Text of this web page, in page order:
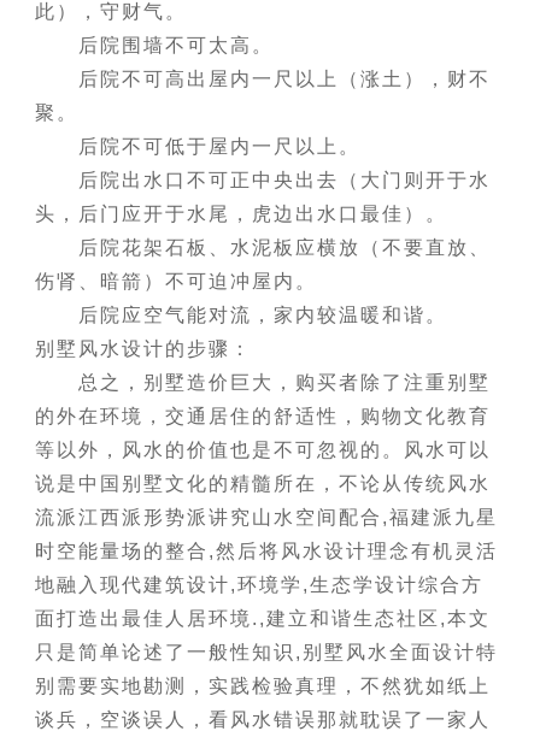
此），守财气。
后院围墙不可太高。
后院不可高出屋内一尺以上（涨土），财不
聚。
后院不可低于屋内一尺以上。
后院出水口不可正中央出去（大门则开于水
头，后门应开于水尾，虎边出水口最佳）。
后院花架石板、水泥板应横放（不要直放、
伤肾、暗箭）不可迫冲屋内。
后院应空气能对流，家内较温暖和谐。
别墅风水设计的步骤：
总之，别墅造价巨大，购买者除了注重别墅
的外在环境，交通居住的舒适性，购物文化教育
等以外，风水的价值也是不可忽视的。风水可以
说是中国别墅文化的精髓所在，不论从传统风水
流派江西派形势派讲究山水空间配合,福建派九星
时空能量场的整合,然后将风水设计理念有机灵活
地融入现代建筑设计,环境学,生态学设计综合方
面打造出最佳人居环境.,建立和谐生态社区,本文
只是简单论述了一般性知识,别墅风水全面设计特
别需要实地勘测，实践检验真理，不然犹如纸上
谈兵，空谈误人，看风水错误那就耽误了一家人